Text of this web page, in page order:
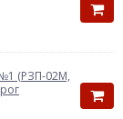
(РЗП-02М,